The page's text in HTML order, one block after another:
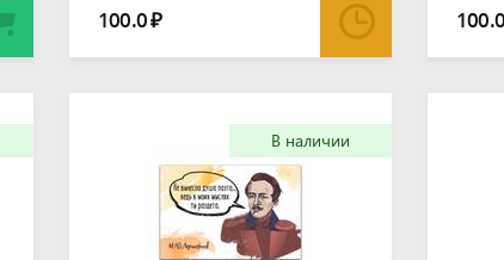
100.0₽
В наличии